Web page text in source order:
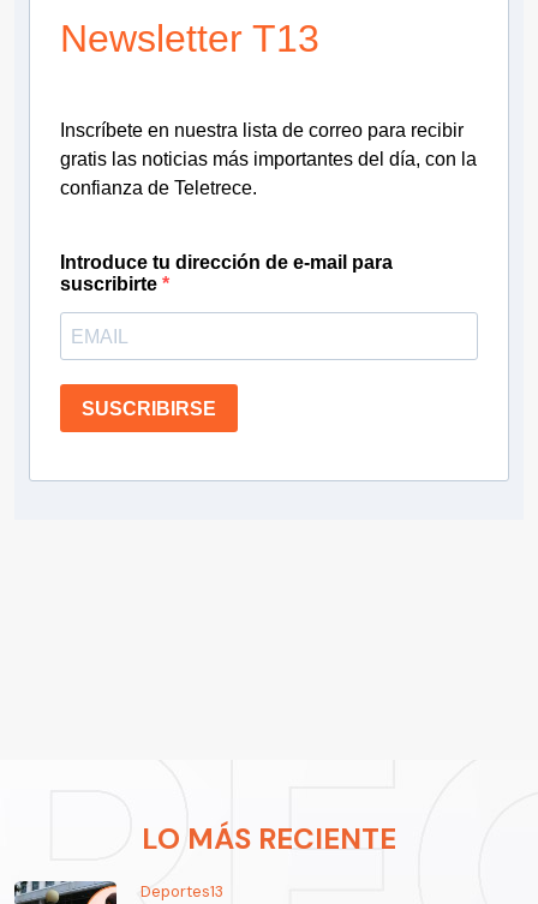
Newsletter T13
Inscríbete en nuestra lista de correo para recibir
gratis las noticias más importantes del día, con la
confianza de Teletrece.
Introduce tu dirección de e-mail para
suscribirte
SUSCRIBIRSE
LO MÁS RECIENTE
Deportes13